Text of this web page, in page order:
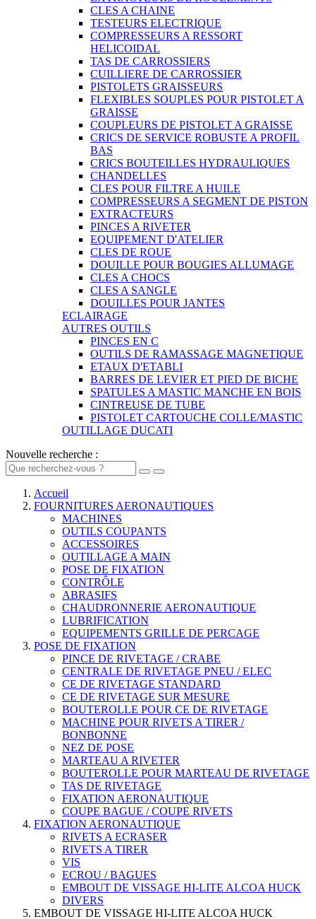
CLES A CHAINE
TESTEURS ELECTRIQUE
COMPRESSEURS A RESSORT
HELICOIDAL
TAS DE CARROSSIERS
CUILLIERE DE CARROSSIER
PISTOLETS GRAISSEURS
FLEXIBLES SOUPLES POUR PISTOLET A
GRAISSE
COUPLEURS DE PISTOLET A GRAISSE
CRICS DE SERVICE ROBUSTE A PROFIL
BAS
CRICS BOUTEILLES HYDRAULIQUES
CHANDELLES
CLES POUR FILTRE A HUILE
COMPRESSEURS A SEGMENT DE PISTON
EXTRACTEURS
PINCES A RIVETER
EQUIPEMENT D'ATELIER
CLES DE ROUE
DOUILLE POUR BOUGIES ALLUMAGE
CLES A CHOCS
CLES A SANGLE
DOUILLES POUR JANTES
ECLAIRAGE
AUTRES OUTILS
PINCES EN C
OUTILS DE RAMASSAGE MAGNETIQUE
ETAUX D'ETABLI
BARRES DE LEVIER ET PIED DE BICHE
SPATULES A MASTIC MANCHE EN BOIS
CINTREUSE DE TUBE
PISTOLET CARTOUCHE COLLE/MASTIC
OUTILLAGE DUCATI
Nouvelle recherche :
Accueil
FOURNITURES AERONAUTIQUES
MACHINES
OUTILS COUPANTS
ACCESSOIRES
OUTILLAGE A MAIN
POSE DE FIXATION
CONTRÔLE
ABRASIFS
CHAUDRONNERIE AERONAUTIQUE
LUBRIFICATION
EQUIPEMENTS GRILLE DE PERCAGE
POSE DE FIXATION
PINCE DE RIVETAGE / CRABE
CENTRALE DE RIVETAGE PNEU / ELEC
CE DE RIVETAGE STANDARD
CE DE RIVETAGE SUR MESURE
BOUTEROLLE POUR CE DE RIVETAGE
MACHINE POUR RIVETS A TIRER /
BONBONNE
NEZ DE POSE
MARTEAU A RIVETER
BOUTEROLLE POUR MARTEAU DE RIVETAGE
TAS DE RIVETAGE
FIXATION AERONAUTIQUE
COUPE BAGUE / COUPE RIVETS
FIXATION AERONAUTIQUE
RIVETS A ECRASER
RIVETS A TIRER
VIS
ECROU / BAGUES
EMBOUT DE VISSAGE HI-LITE ALCOA HUCK
DIVERS
EMBOUT DE VISSAGE HI-LITE ALCOA HUCK